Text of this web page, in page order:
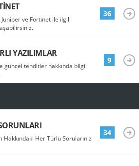
ve Fortinet ile ilgili
36
YAZILIMLAR
güncel tehditler hakkında bilgi
9
Hakkındaki Her Türlü Sorularınız
34